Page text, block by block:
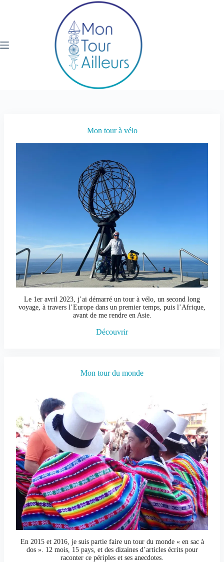
Mon tour à vélo
Le 1er avril 2023, j’ai démarré un tour à vélo, un second long
voyage, à travers l’Europe dans un premier temps, puis l’Afrique,
avant de me rendre en Asie.
Découvrir
Mon tour du monde
En 2015 et 2016, je suis partie faire un tour du monde « en sac à
dos ». 12 mois, 15 pays, et des dizaines d’articles écrits pour
raconter ce périples et ses anecdotes.